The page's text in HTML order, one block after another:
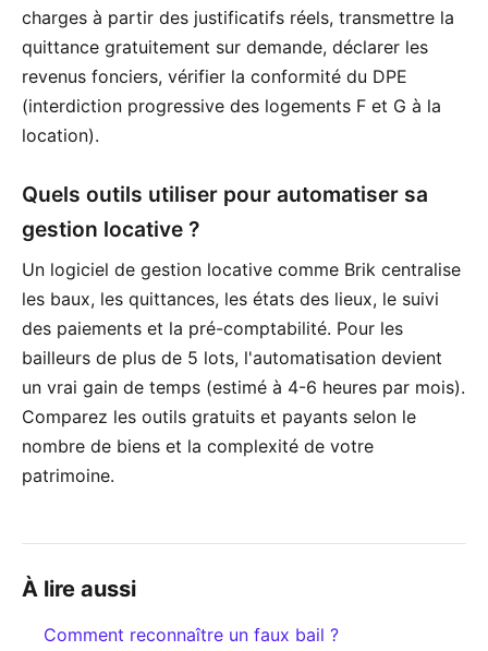
charges à partir des justificatifs réels, transmettre la
quittance gratuitement sur demande, déclarer les
revenus fonciers, vérifier la conformité du DPE
(interdiction progressive des logements F et G à la
location).
Quels outils utiliser pour automatiser sa
gestion locative ?
Un logiciel de gestion locative comme Brik centralise
les baux, les quittances, les états des lieux, le suivi
des paiements et la pré-comptabilité. Pour les
bailleurs de plus de 5 lots, l'automatisation devient
un vrai gain de temps (estimé à 4-6 heures par mois).
Comparez les outils gratuits et payants selon le
nombre de biens et la complexité de votre
patrimoine.
À lire aussi
Comment reconnaître un faux bail ?